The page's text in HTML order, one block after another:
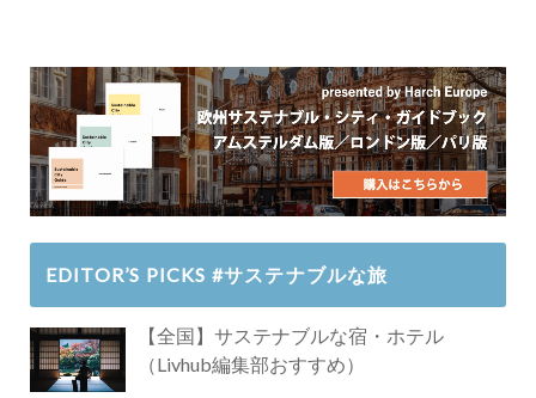
EDITOR’S PICKS #サステナブルな旅
【全国】サステナブルな宿・ホテル
（Livhub編集部おすすめ）